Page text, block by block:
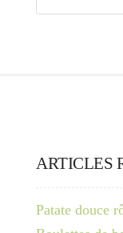
ARTICLES
Patate douce